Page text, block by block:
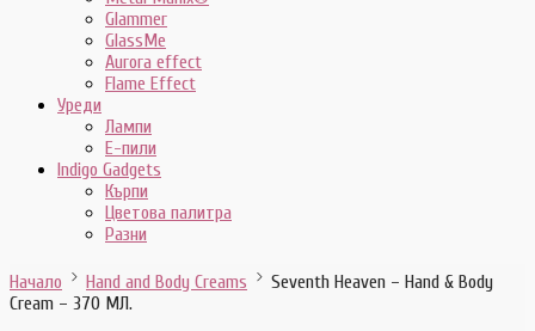
Glammer
GlassMe
Aurora effect
Flame Effect
Уреди
Лампи
E-пили
Indigo Gadgets
Кърпи
Цветова палитра
Разни
Начало Hand and Body Creams
Seventh Heaven – Hand & Body
Cream – 370 МЛ.